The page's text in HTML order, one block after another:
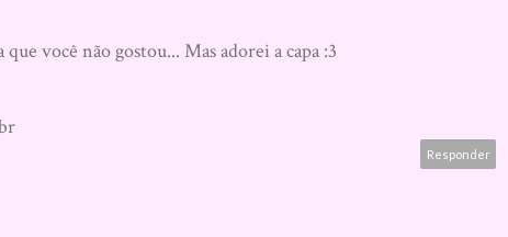
você não gostou... Mas adorei a capa :3
Responder